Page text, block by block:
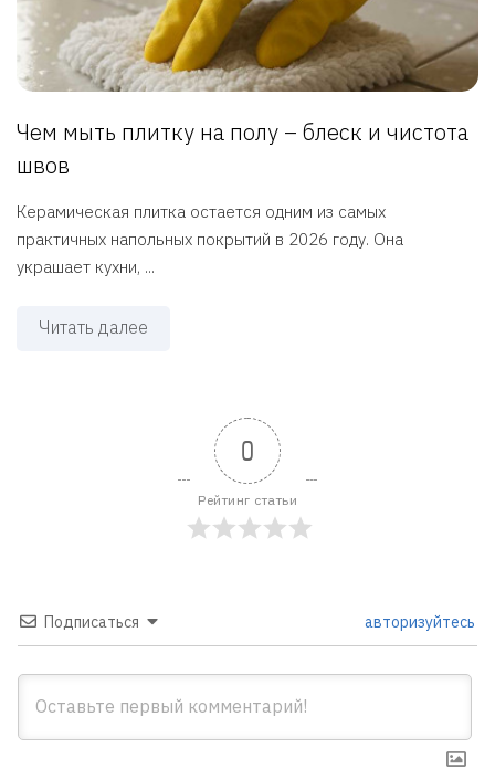
Чем мыть плитку на полу – блеск и чистота
швов
Керамическая плитка остается одним из самых
практичных напольных покрытий в 2026 году. Она
украшает кухни, ...
Читать далее
0
Рейтинг статьи
Подписаться авторизуйтесь